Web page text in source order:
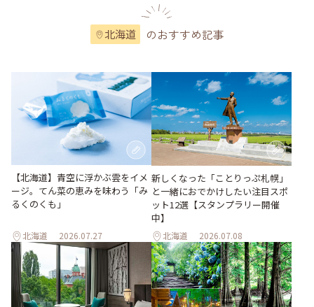
北海道 のおすすめ記事
【北海道】青空に浮かぶ雲をイメ
ージ。てん菜の恵みを味わう「み
るくのくも」
北海道 2026.07.27
新しくなった「ことりっぷ札幌」
と一緒におでかけしたい注目スポ
ット12選【スタンプラリー開催
中】
北海道 2026.07.08